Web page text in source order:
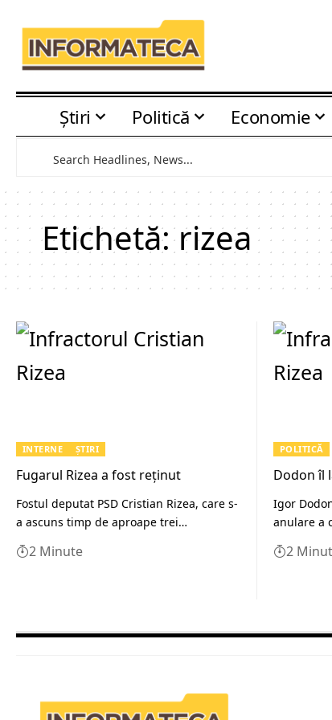
Știri Politică Economie
Etichetă:rizea
INTERNE ȘTIRI
Fugarul Rizea a fost reținut
Fostul deputat PSD Cristian Rizea, care s-
a ascuns timp de aproape trei…
2 Minute
POLITICĂ
Dodon îl
Igor
anulare a
2